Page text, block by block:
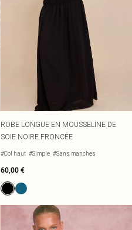
ROBE LONGUE EN MOUSSELINE DE
SOIE NOIRE FRONCÉE
#Col haut #Simple #Sans manches
60,00 €